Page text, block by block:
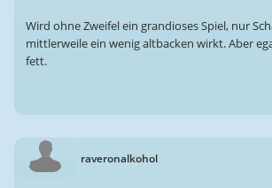
Wird ohne Zweifel ein grandioses Spiel, nur
mittlerweile ein wenig altbacken wirkt. Aber
fett.
raveronalkohol